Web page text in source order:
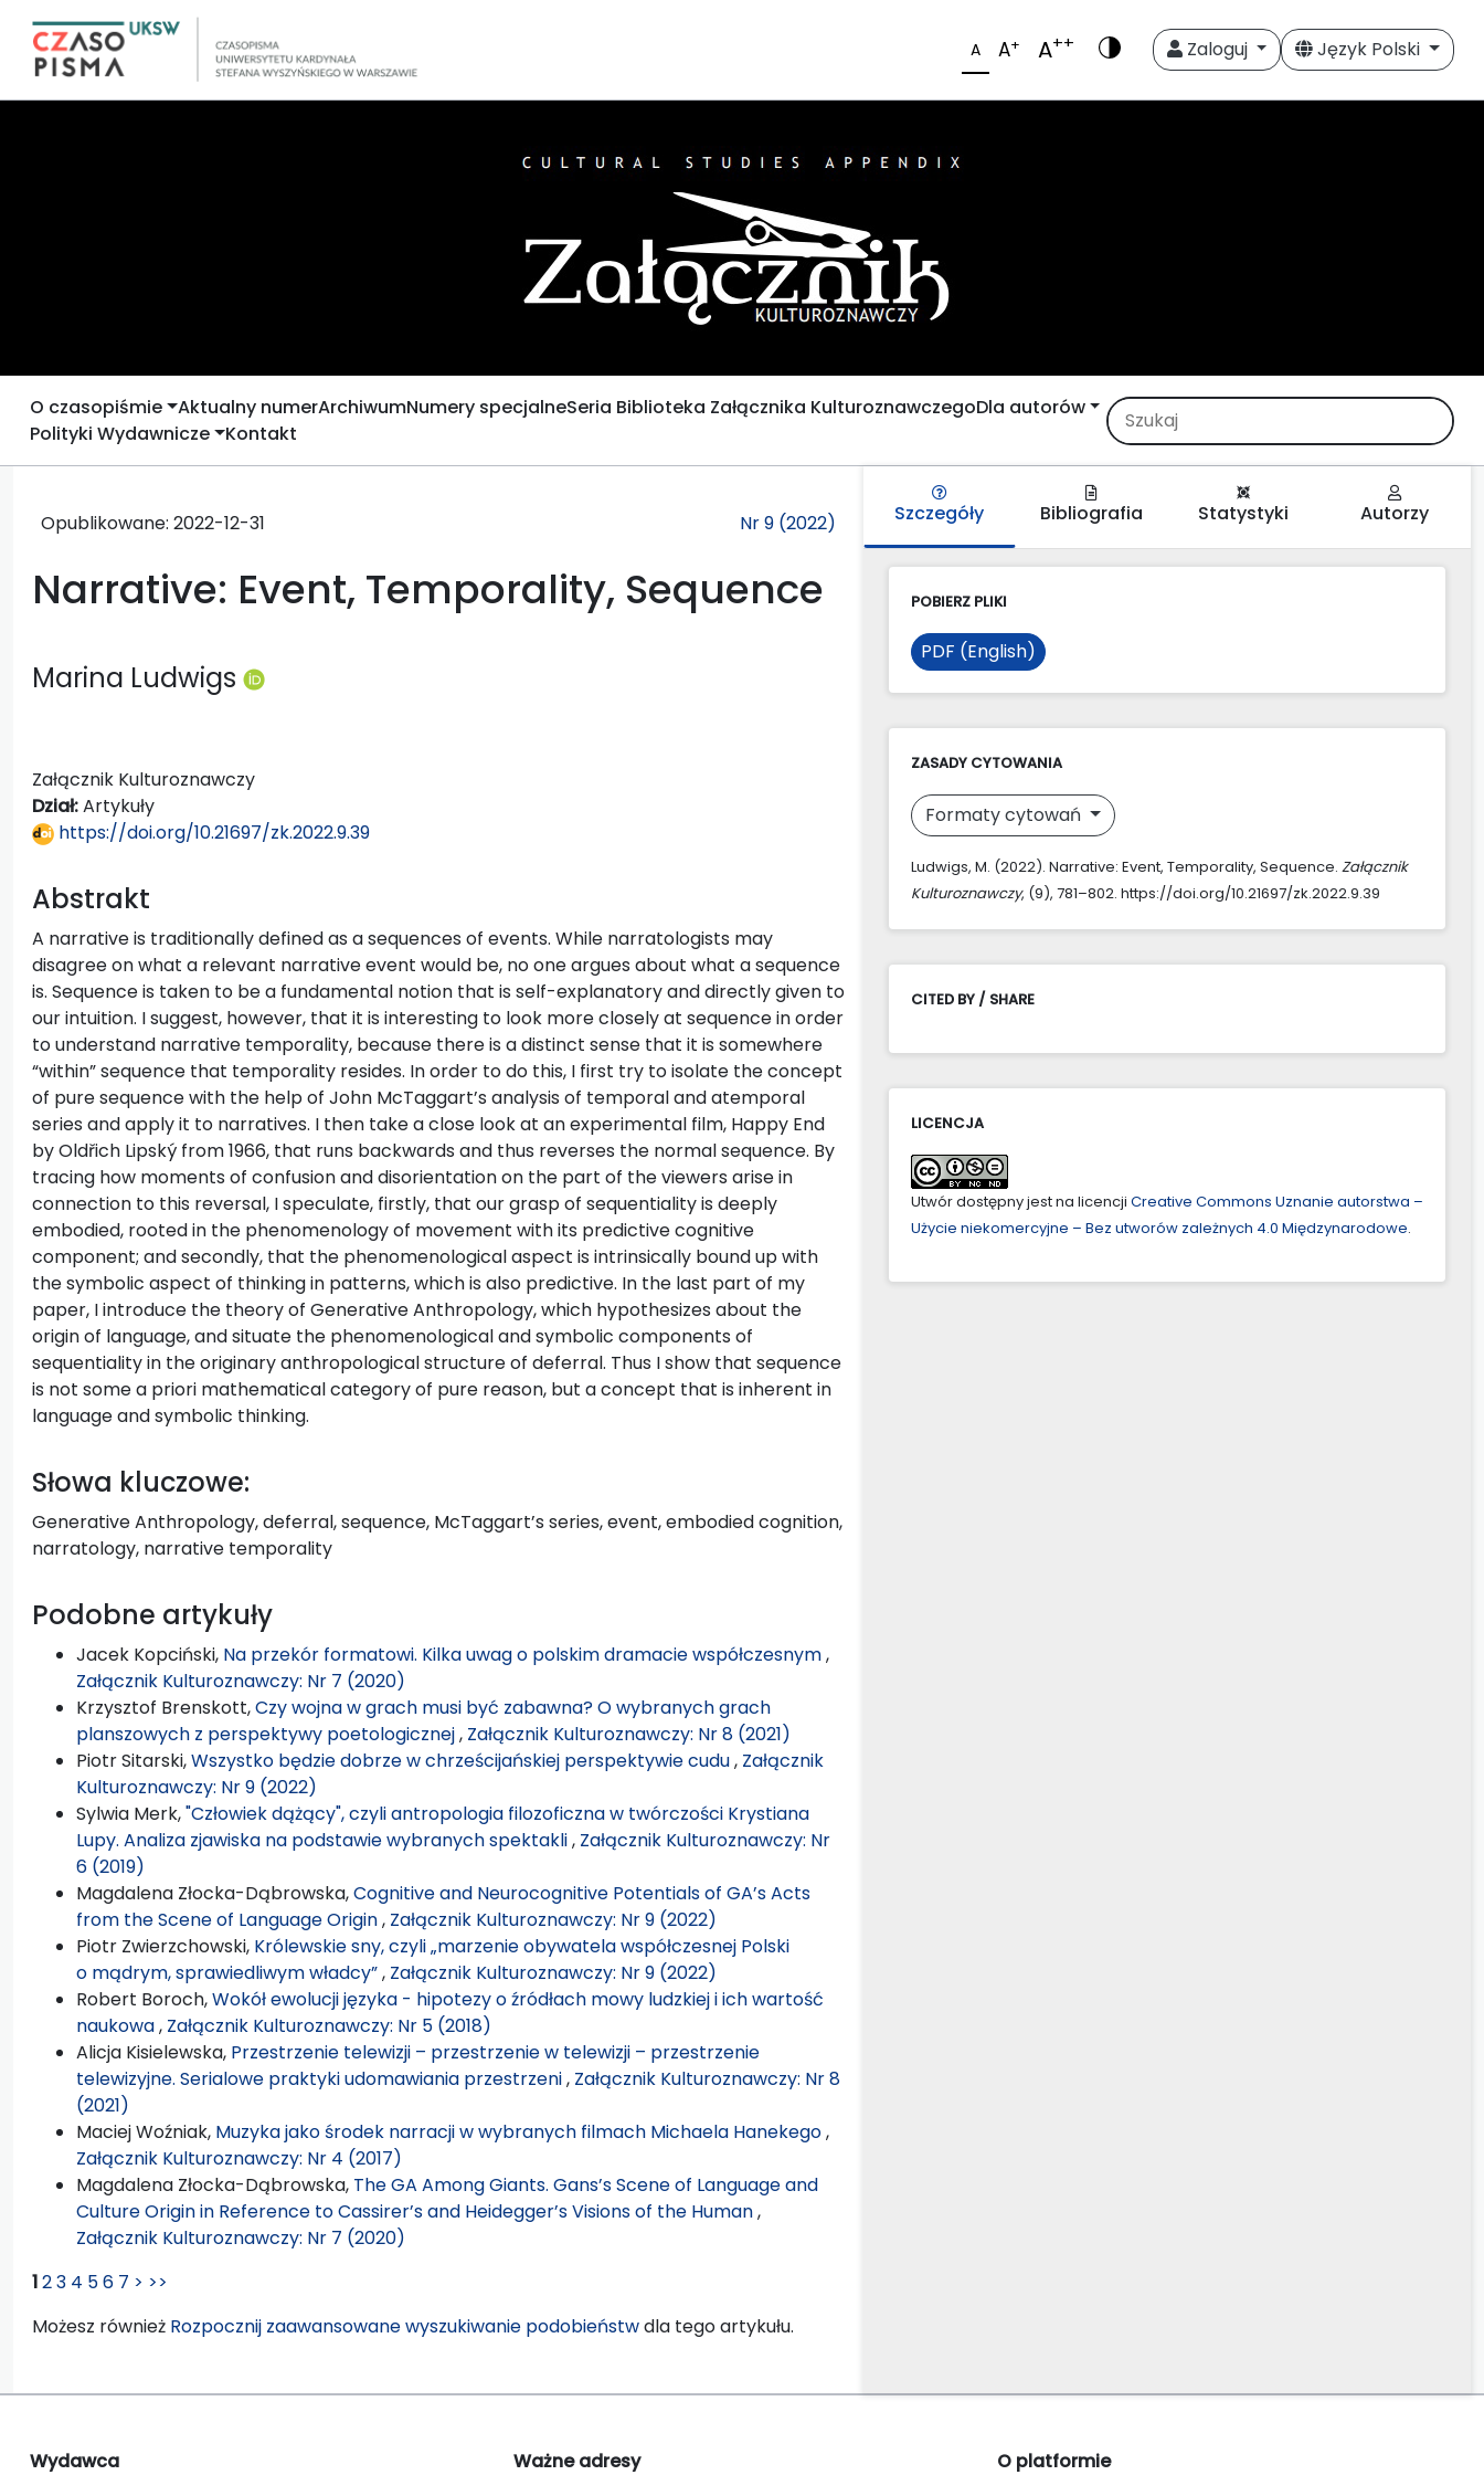
A A+ A++ Zaloguj Język Polski
O czasopiśmie Aktualny numerArchiwumNumery specjalneSeria Biblioteka Załącznika KulturoznawczegoDla autorów
Polityki Wydawnicze Kontakt
Opublikowane: 2022-12-31 Nr 9 (2022)
Narrative: Event, Temporality, Sequence
Marina Ludwigs
Załącznik Kulturoznawczy
Dział:Artykuły
https://doi.org/10.21697/zk.2022.9.39
Abstrakt
A narrative is traditionally defined as a sequences of events. While narratologists may
disagree on what a relevant narrative event would be, no one argues about what a sequence
is. Sequence is taken to be a fundamental notion that is self-explanatory and directly given to
our intuition. I suggest, however, that it is interesting to look more closely at sequence in order
to understand narrative temporality, because there is a distinct sense that it is somewhere
“within” sequence that temporality resides. In order to do this, I first try to isolate the concept
of pure sequence with the help of John McTaggart’s analysis of temporal and atemporal
series and apply it to narratives. I then take a close look at an experimental film, Happy End
by Oldřich Lipský from 1966, that runs backwards and thus reverses the normal sequence. By
tracing how moments of confusion and disorientation on the part of the viewers arise in
connection to this reversal, I speculate, firstly, that our grasp of sequentiality is deeply
embodied, rooted in the phenomenology of movement with its predictive cognitive
component; and secondly, that the phenomenological aspect is intrinsically bound up with
the symbolic aspect of thinking in patterns, which is also predictive. In the last part of my
paper, I introduce the theory of Generative Anthropology, which hypothesizes about the
origin of language, and situate the phenomenological and symbolic components of
sequentiality in the originary anthropological structure of deferral. Thus I show that sequence
is not some a priori mathematical category of pure reason, but a concept that is inherent in
language and symbolic thinking.
Słowa kluczowe:
Generative Anthropology, deferral, sequence, McTaggart’s series, event, embodied cognition,
narratology, narrative temporality
Podobne artykuły
Jacek Kopciński, Na przekór formatowi. Kilka uwag o polskim dramacie współczesnym,
Załącznik Kulturoznawczy: Nr 7 (2020)
Krzysztof Brenskott,Czy wojna w grach musi być zabawna? O wybranych grach
planszowych z perspektywy poetologicznej, Załącznik Kulturoznawczy: Nr 8 (2021)
Piotr Sitarski,Wszystko będzie dobrze w chrześcijańskiej perspektywie cudu, Załącznik
Kulturoznawczy: Nr 9 (2022)
Sylwia Merk,"Człowiek dążący", czyli antropologia filozoficzna w twórczości Krystiana
Lupy. Analiza zjawiska na podstawie wybranych spektakli, Załącznik Kulturoznawczy: Nr
6 (2019)
Magdalena Złocka-Dąbrowska,Cognitive and Neurocognitive Potentials of GA’s Acts
from the Scene of Language Origin, Załącznik Kulturoznawczy: Nr 9 (2022)
Piotr Zwierzchowski, Królewskie sny, czyli „marzenie obywatela współczesnej Polski
o mądrym, sprawiedliwym władcy”, Załącznik Kulturoznawczy: Nr 9 (2022)
Robert Boroch,Wokół ewolucji języka - hipotezy o źródłach mowy ludzkiej i ich wartość
naukowa, Załącznik Kulturoznawczy: Nr 5 (2018)
Alicja Kisielewska, Przestrzenie telewizji – przestrzenie w telewizji – przestrzenie
telewizyjne. Serialowe praktyki udomawiania przestrzeni, Załącznik Kulturoznawczy: Nr 8
(2021)
Maciej Woźniak, Muzyka jako środek narracji w wybranych filmach Michaela Hanekego,
Załącznik Kulturoznawczy: Nr 4 (2017)
Magdalena Złocka-Dąbrowska, The GA Among Giants. Gans’s Scene of Language and
Culture Origin in Reference to Cassirer’s and Heidegger’s Visions of the Human,
Załącznik Kulturoznawczy: Nr 7 (2020)
123 4 56 7 > >>
Możesz również Rozpocznij zaawansowane wyszukiwanie podobieństwdla tego artykułu.
Szczegóły Bibliografia Statystyki Autorzy
POBIERZ PLIKI
PDF (English)
ZASADY CYTOWANIA
Formaty cytowań
Ludwigs, M. (2022). Narrative: Event, Temporality, Sequence. Załącznik
Kulturoznawczy, (9), 781–802. https://doi.org/10.21697/zk.2022.9.39
CITED BY / SHARE
LICENCJA
Utwór dostępny jest na licencji Creative Commons Uznanie autorstwa –
Użycie niekomercyjne – Bez utworów zależnych 4.0 Międzynarodowe.
Wydawca Ważne adresy O platformie